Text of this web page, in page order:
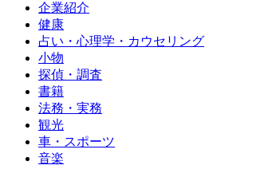
企業紹介
健康
占い・心理学・カウセリング
小物
探偵・調査
書籍
法務・実務
観光
車・スポーツ
音楽